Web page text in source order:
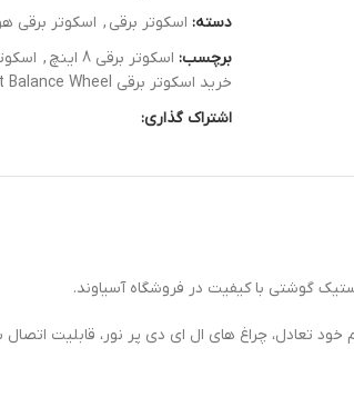
دسته: اسکوتر برقی , اسکوتر برقی
برچسب: اسکوتر برقی 8 اینچ ,
خرید اسکوتر برقی Smart Balance Wheel
اشتراک گذاری: